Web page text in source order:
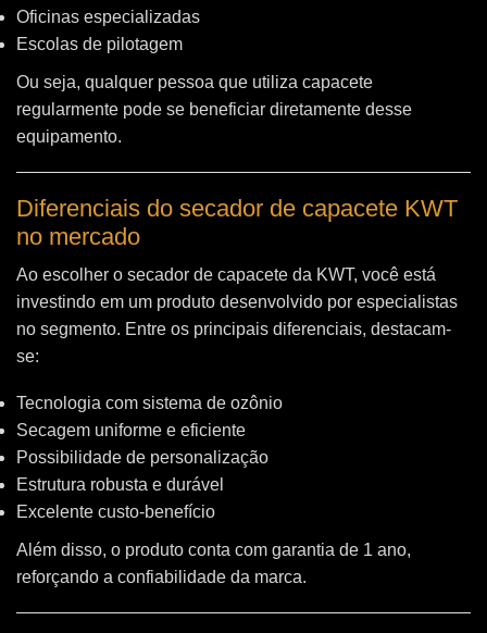
Oficinas especializadas
Escolas de pilotagem
Ou seja, qualquer pessoa que utiliza capacete
regularmente pode se beneficiar diretamente desse
equipamento.
Diferenciais do secador de capacete KWT
no mercado
Ao escolher o secador de capacete da KWT, você está
investindo em um produto desenvolvido por especialistas
no segmento. Entre os principais diferenciais, destacam-
se:
Tecnologia com sistema de ozônio
Secagem uniforme e eficiente
Possibilidade de personalização
Estrutura robusta e durável
Excelente custo-benefício
Além disso, o produto conta com garantia de 1 ano,
reforçando a confiabilidade da marca.